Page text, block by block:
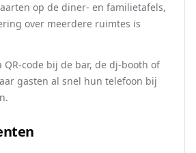
op de diner- en familietafels,
over meerdere ruimtes is
QR-code bij de bar, de dj-booth of
gasten al snel hun telefoon bij